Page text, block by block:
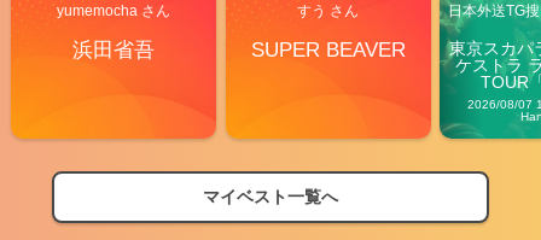
yumemocha さん
浜田省吾
すう さん
SUPER BEAVER
日本外送TG
東京スカパ
ケストラ
TOUR
2026/08/07
マイベスト一覧へ
【フェス特集2026】フェス情報はここから！